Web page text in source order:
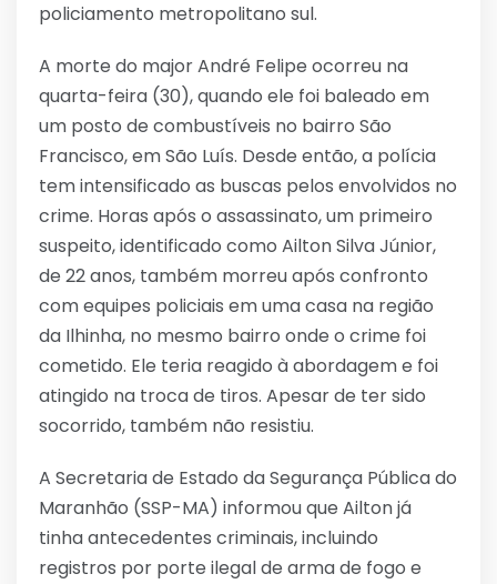
policiamento metropolitano sul.
A morte do major André Felipe ocorreu na
quarta-feira (30), quando ele foi baleado em
um posto de combustíveis no bairro São
Francisco, em São Luís. Desde então, a polícia
tem intensificado as buscas pelos envolvidos no
crime. Horas após o assassinato, um primeiro
suspeito, identificado como Ailton Silva Júnior,
de 22 anos, também morreu após confronto
com equipes policiais em uma casa na região
da Ilhinha, no mesmo bairro onde o crime foi
cometido. Ele teria reagido à abordagem e foi
atingido na troca de tiros. Apesar de ter sido
socorrido, também não resistiu.
A Secretaria de Estado da Segurança Pública do
Maranhão (SSP-MA) informou que Ailton já
tinha antecedentes criminais, incluindo
registros por porte ilegal de arma de fogo e